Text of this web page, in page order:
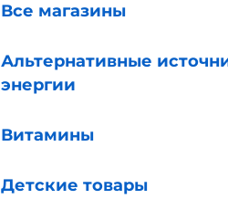
Все магазины
Альтернативные
энергии
Витамины
Детские товары